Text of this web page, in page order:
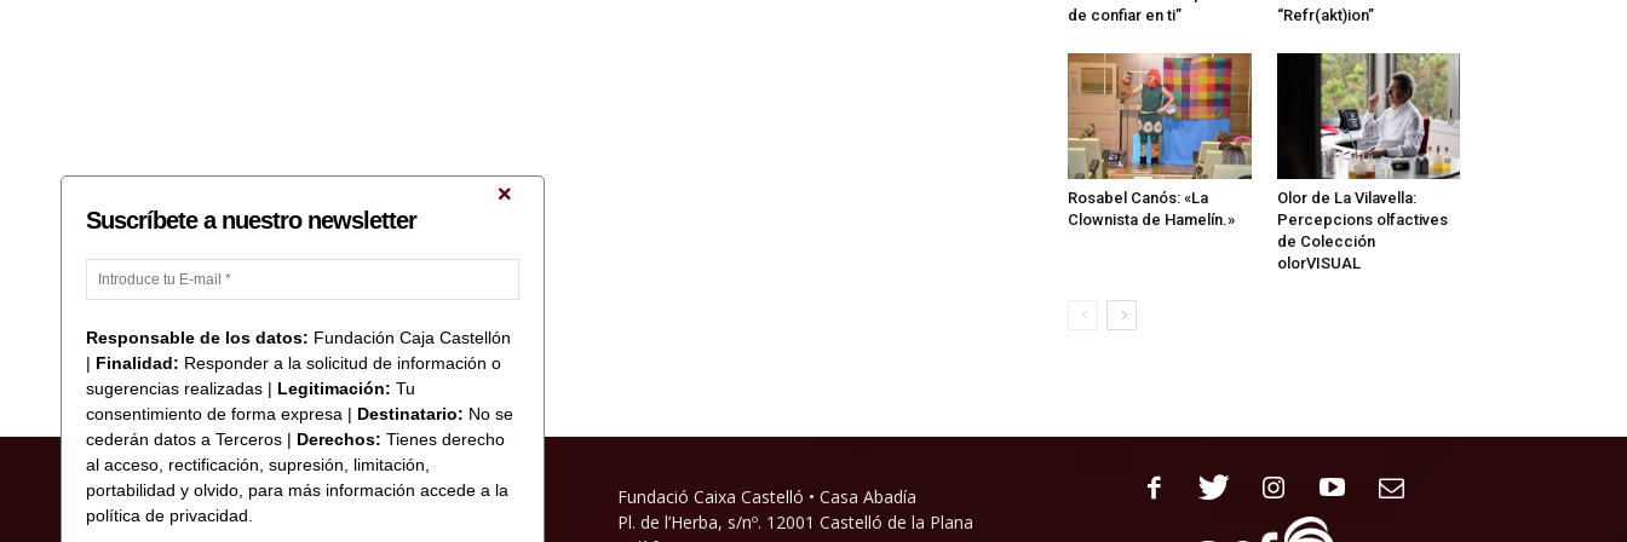
de confiar en ti”
“Refr(akt)ion”
Rosabel Canós: «La
Clownista de Hamelín.»
Olor de La Vilavella:
Percepcions olfactives
de Colección
olorVISUAL
Fundació Caixa Castelló • Casa Abadía
Pl. de l’Herba, s/nº. 12001 Castelló de la Plana
Suscríbete a nuestro newsletter
Responsable de los datos: Fundación Caja Castellón
| Finalidad: Responder a la solicitud de información o
sugerencias realizadas | Legitimación: Tu
consentimiento de forma expresa | Destinatario: No se
cederán datos a Terceros | Derechos: Tienes derecho
al acceso, rectificación, supresión, limitación,
portabilidad y olvido, para más información accede a la
política de privacidad.